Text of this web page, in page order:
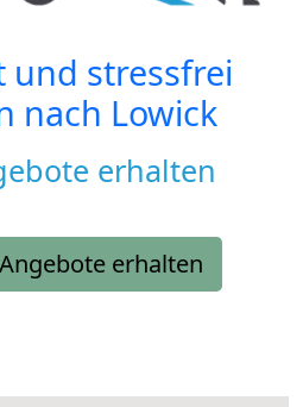
und stressfrei
nach Lowick
erhalten
erhalten